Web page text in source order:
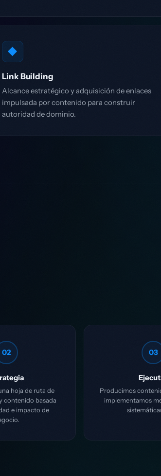
◆
Link Building
Alcance estratégico y adquisición de enlaces
impulsada por contenido para construir
autoridad de dominio.
02
hoja de ruta de
contenido basada
e impacto de
03
Producimos
implementamos